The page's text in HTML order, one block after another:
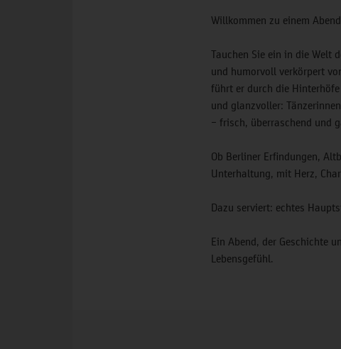
Willkommen zu einem
Tauchen Sie ein in die Welt
und humorvoll verkörpert
führt er durch die
und glanzvoller:
– frisch, überraschend und
Ob Berliner Erfindungen,
Unterhaltung, mit Herz,
Dazu serviert: echtes
Ein Abend, der Geschichte
Lebensgefühl.